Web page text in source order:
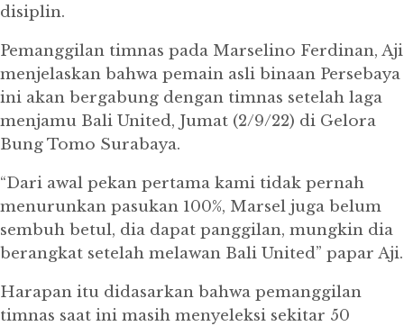
disiplin.
Pemanggilan timnas pada Marselino Ferdinan, Aji
menjelaskan bahwa pemain asli binaan Persebaya
ini akan bergabung dengan timnas setelah laga
menjamu Bali United, Jumat (2/9/22) di Gelora
Bung Tomo Surabaya.
“Dari awal pekan pertama kami tidak pernah
menurunkan pasukan 100%, Marsel juga belum
sembuh betul, dia dapat panggilan, mungkin dia
berangkat setelah melawan Bali United” papar Aji.
Harapan itu didasarkan bahwa pemanggilan
timnas saat ini masih menyeleksi sekitar 50